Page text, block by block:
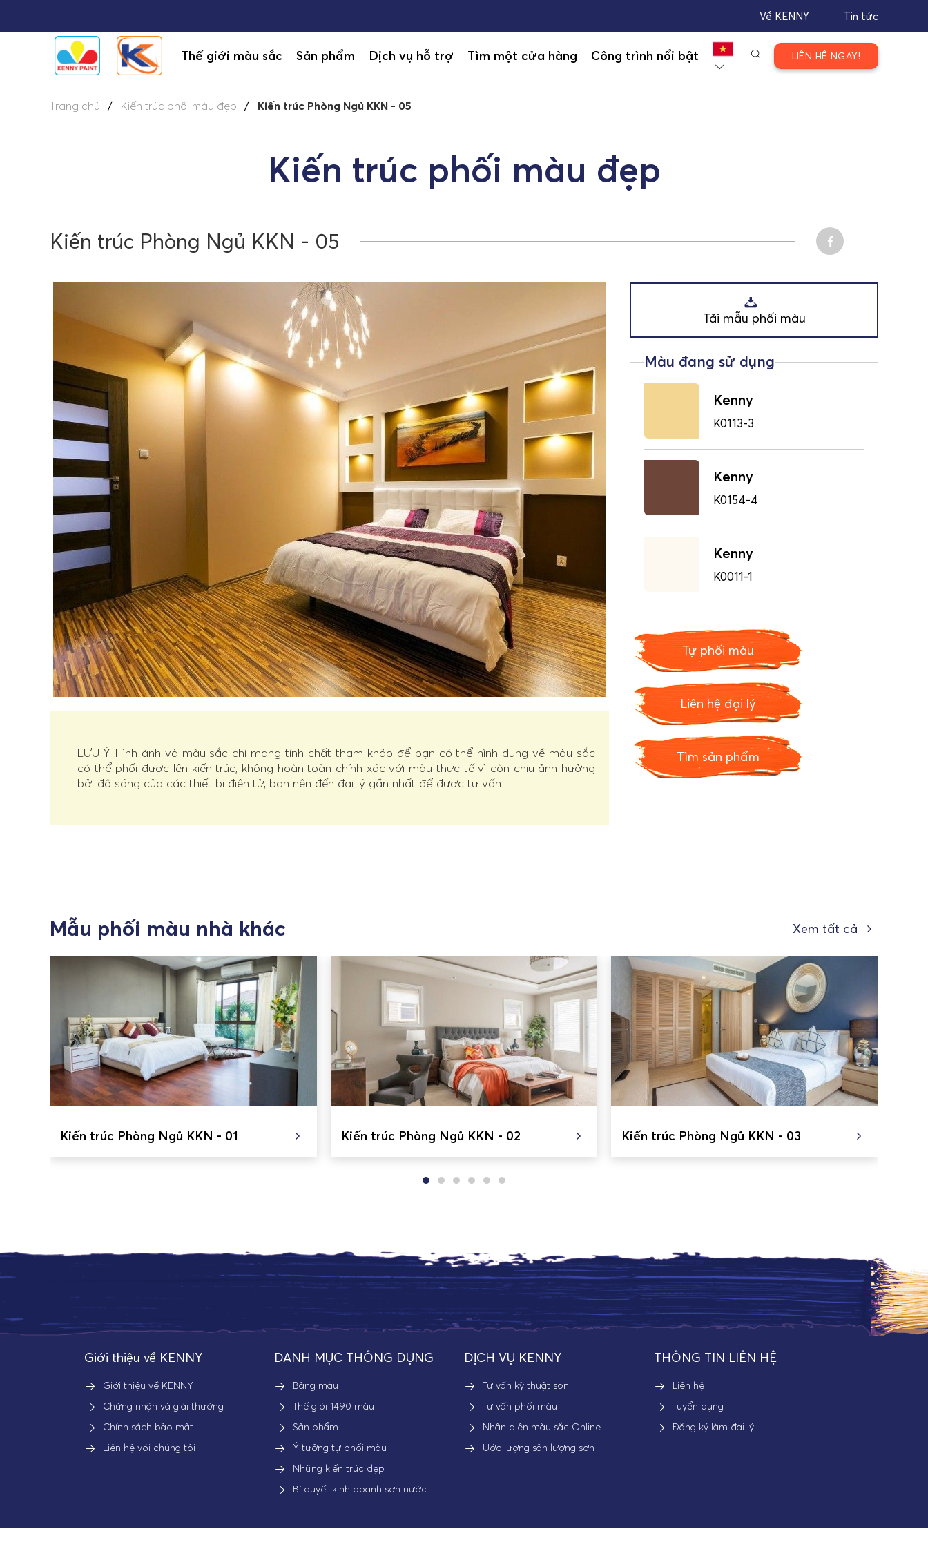
Tin tức
Về KENNY
Thế giới màu sắc Sản phẩm Dịch vụ hỗ trợ Tìm một cửa hàng Công trình nổi bật LIÊN HỆ NGAY!
Trang chủ Kiến trúc phối màu đẹp Kiến trúc Phòng Ngủ KKN - 05
Kiến trúc phối màu đẹp
Kiến trúc Phòng Ngủ KKN - 05
LƯU Ý: Hình ảnh và màu sắc chỉ mang tính chất tham khảo để bạn có thể hình dung về màu sắc
có thể phối được lên kiến trúc, không hoàn toàn chính xác với màu thực tế vì còn chịu ảnh hưởng
bởi độ sáng của các thiết bị điện tử, bạn nên đến đại lý gần nhất để được tư vấn.
Tải mẫu phối màu
Kenny
K0113-3
Kenny
K0154-4
Kenny
K0011-1
Tự phối màu
Liên hệ đại lý
Tìm sản phẩm
Mẫu phối màu nhà khác Xem tất cả
Kiến trúc Phòng Ngủ KKN - 01 Kiến trúc Phòng Ngủ KKN - 02 Kiến trúc Phòng Ngủ KKN - 03
Giới thiệu về KENNY
Giới thiệu về KENNY
Chứng nhận và giải thưởng
Chính sách bảo mật
Liên hệ với chúng tôi
DANH MỤC THÔNG DỤNG
Bảng màu
Thế giới 1490 màu
Sản phẩm
Ý tưởng tự phối màu
Những kiến trúc đẹp
Bí quyết kinh doanh sơn nước
DỊCH VỤ KENNY
Tư vấn kỹ thuật sơn
Tư vấn phối màu
Nhận diện màu sắc Online
Ước lượng sản lượng sơn
THÔNG TIN LIÊN HỆ
Liên hệ
Tuyển dụng
Đăng ký làm đại lý